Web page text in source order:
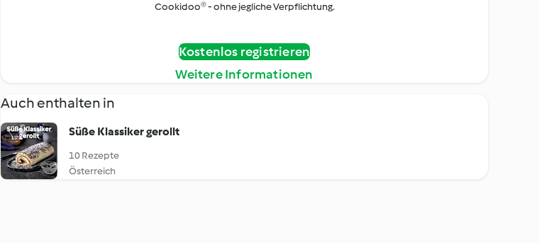
Cookidoo® - ohne jegliche Verpflichtung.
Kostenlos registrieren
Weitere Informationen
Auch enthalten in
Süße Klassiker gerollt
10 Rezepte
Österreich